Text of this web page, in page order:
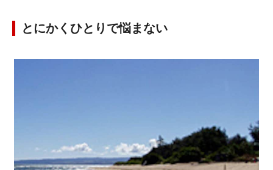
とにかくひとりで悩まない